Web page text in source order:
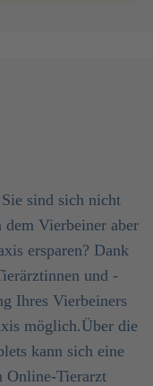
sind sich nicht
dem Vierbeiner aber
ersparen? Dank
und -
Ihres Vierbeiners
möglich.Über die
kann sich eine
Online-Tierarzt